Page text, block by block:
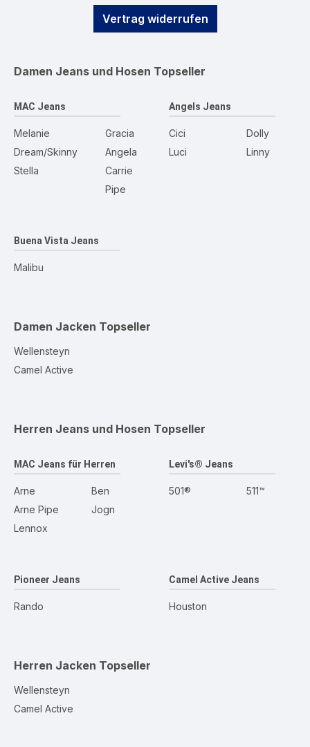
Vertrag widerrufen
Damen Jeans und Hosen Topseller
MAC Jeans
Melanie
Dream/Skinny
Stella
Gracia
Angela
Carrie
Pipe
Angels Jeans
Cici
Luci
Dolly
Linny
Buena Vista Jeans
Malibu
Damen Jacken Topseller
Wellensteyn
Camel Active
Herren Jeans und Hosen Topseller
MAC Jeans für Herren
Arne
Arne Pipe
Lennox
Ben
Jogn
Levi's® Jeans
501® 511™
Pioneer Jeans
Rando
Camel Active Jeans
Houston
Herren Jacken Topseller
Wellensteyn
Camel Active